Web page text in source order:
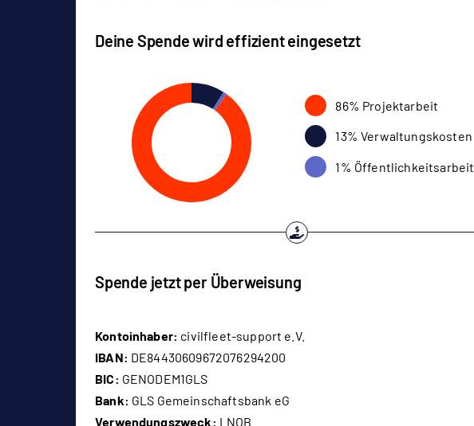
Deine Spende wird effizient eingesetzt
86% Projektarbeit
13% Verwaltungskosten
1% Öffentlichkeitsarbeit
Spende jetzt per Überweisung
Kontoinhaber: civilfleet-support e.V.
IBAN: DE84430609672076294200
BIC: GENODEM1GLS
Bank: GLS Gemeinschaftsbank eG
Verwendungszweck: LNOB